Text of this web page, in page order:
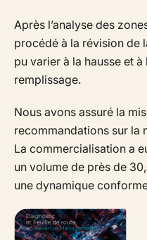
Après l’analyse des
procédé à la révision de
pu varier à la hausse et
remplissage.
Nous avons assuré la
recommandations sur la
La commercialisation a
un volume de près de
une dynamique